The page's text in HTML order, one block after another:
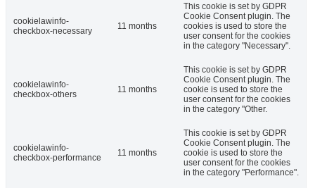
cookielawinfo-
checkbox-necessary
11 months
This cookie is set by GDPR
Cookie Consent plugin. The
cookies is used to store the
user consent for the cookies
in the category "Necessary".
cookielawinfo-
checkbox-others
11 months
This cookie is set by GDPR
Cookie Consent plugin. The
cookie is used to store the
user consent for the cookies
in the category "Other.
cookielawinfo-
checkbox-performance
11 months
This cookie is set by GDPR
Cookie Consent plugin. The
cookie is used to store the
user consent for the cookies
in the category "Performance".